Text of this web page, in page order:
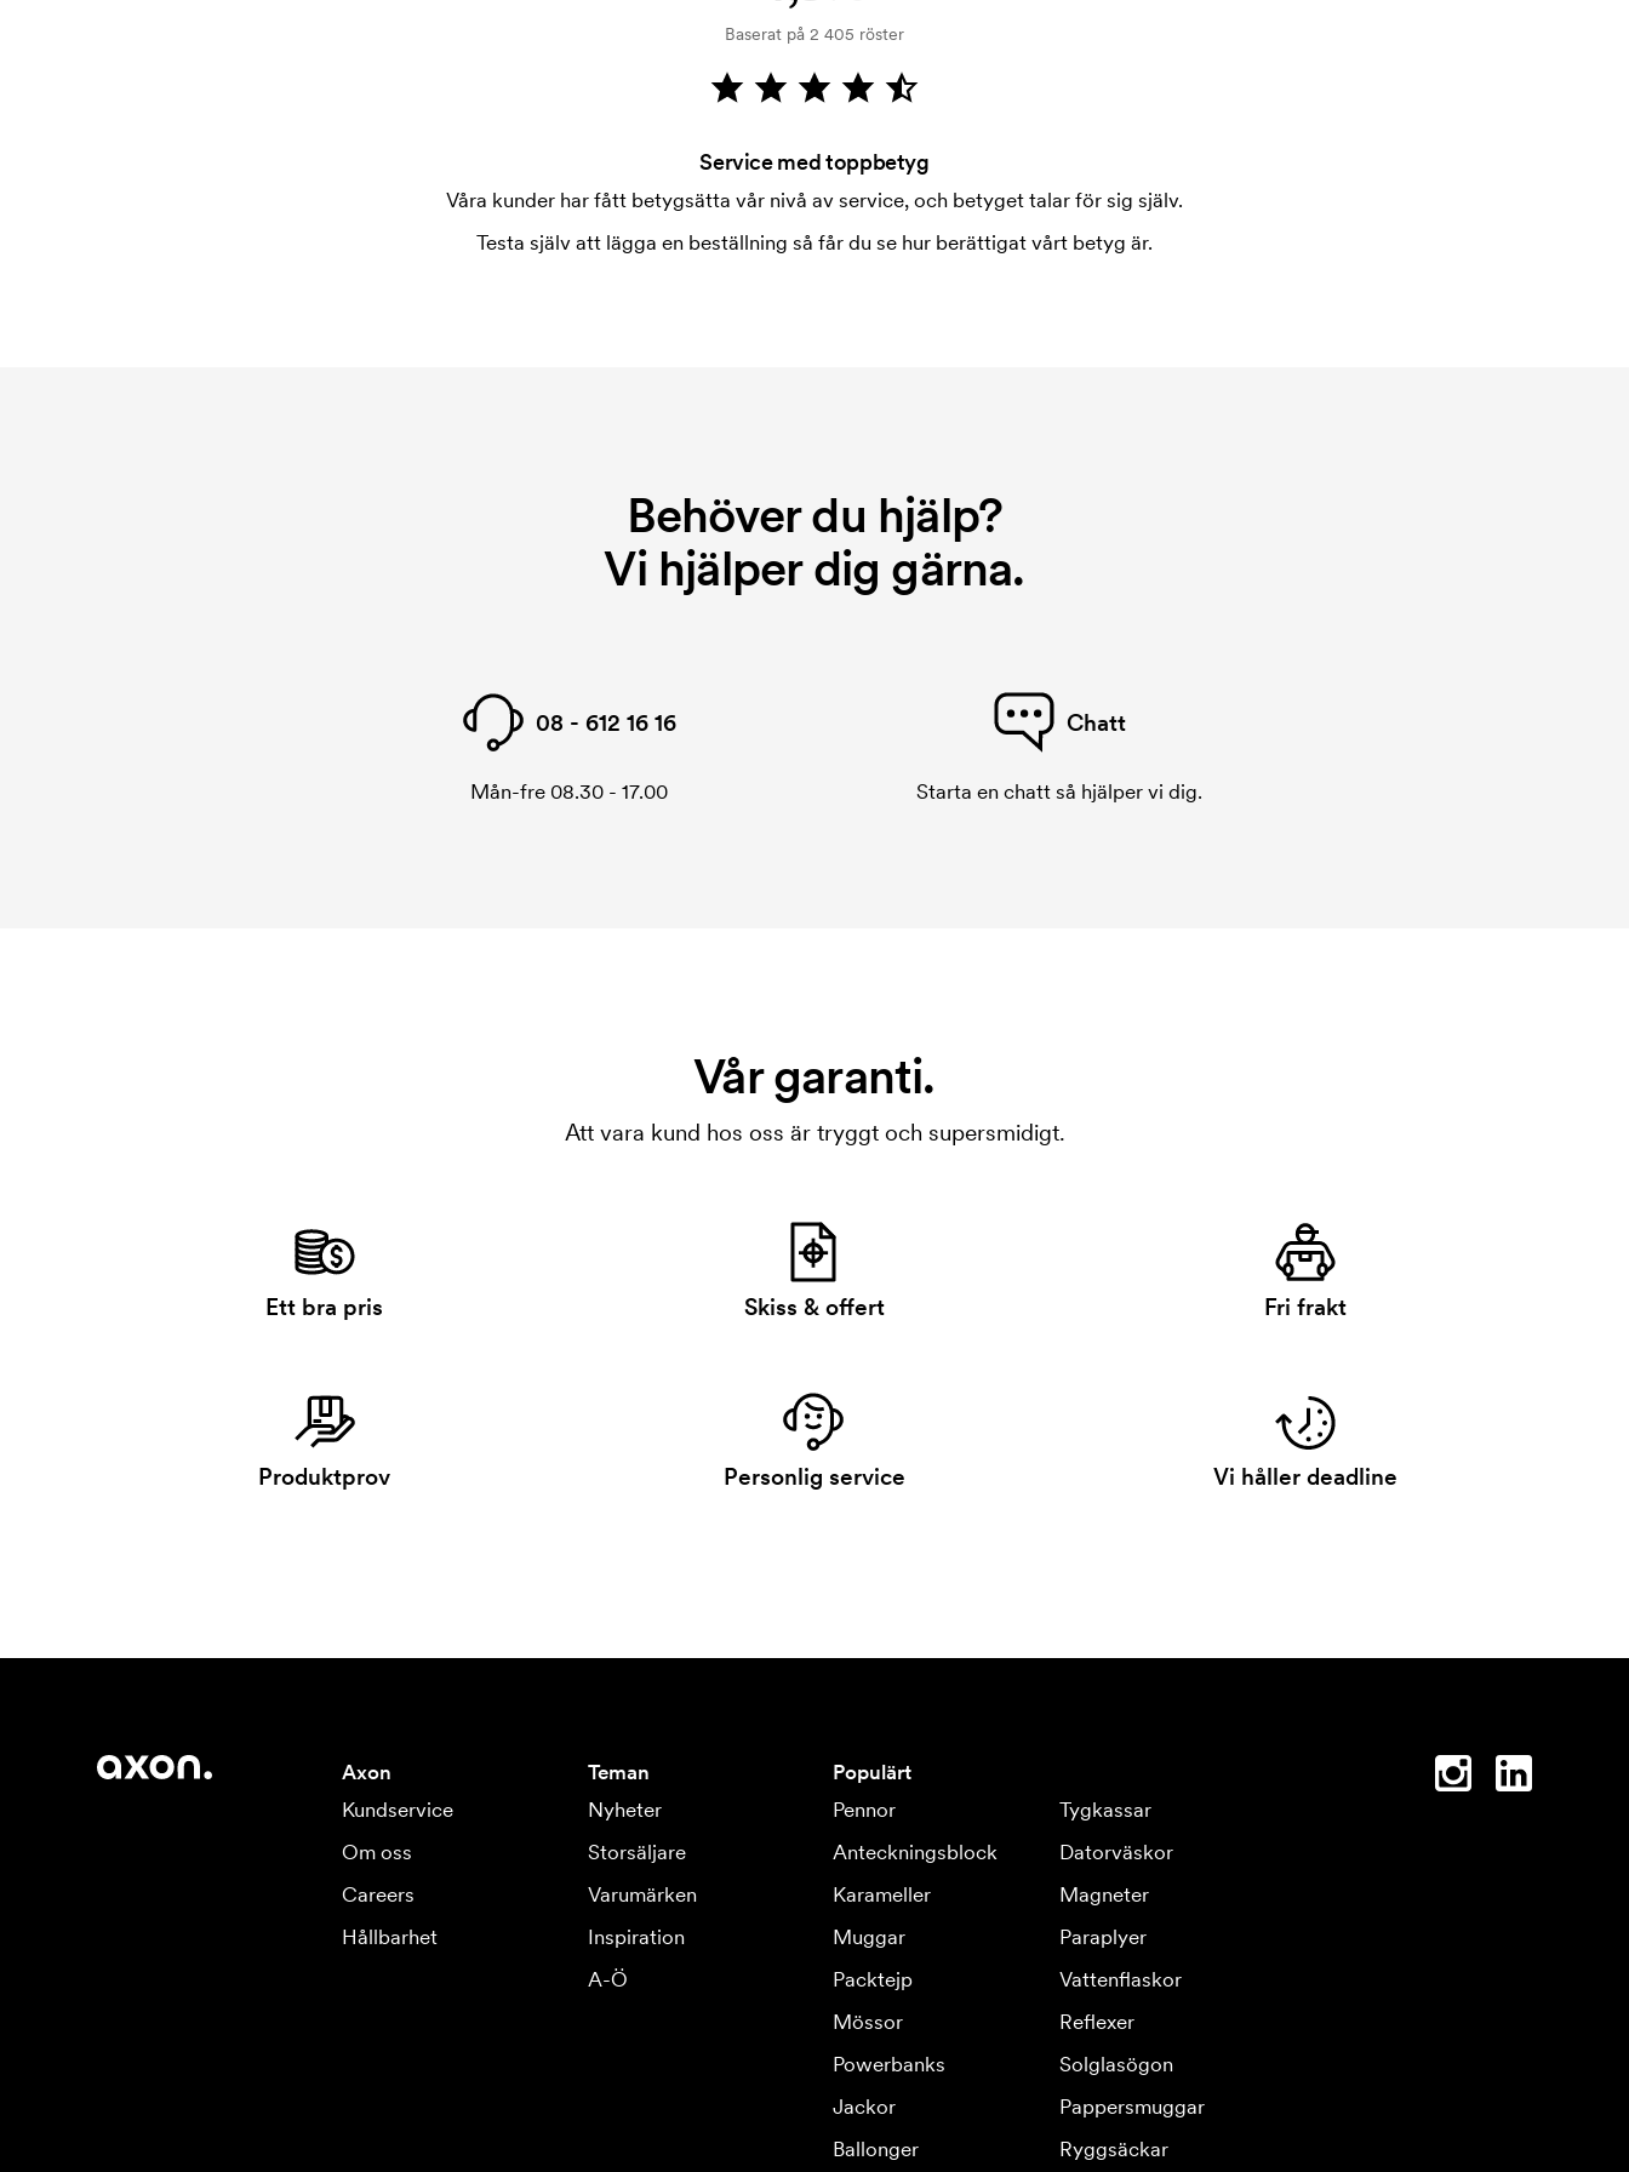
Baserat på 2 405 röster
Service med toppbetyg
Våra kunder har fått betygsätta vår nivå av service, och betyget talar för sig själv.
Testa själv att lägga en beställning så får du se hur berättigat vårt betyg är.
Behöver du hjälp?
Vi hjälper dig gärna.
08 - 612 16 16
Mån-fre 08.30 - 17.00
Chatt
Starta en chatt så hjälper vi dig.
Vår garanti.
Att vara kund hos oss är tryggt och supersmidigt.
Ett bra pris Skiss & offert Fri frakt
Produktprov Personlig service Vi håller deadline
Axon
Kundservice
Om oss
Careers
Hållbarhet
Teman
Nyheter
Storsäljare
Varumärken
Inspiration
A-Ö
Populärt
Pennor
Tygkassar
Anteckningsblock
Datorväskor
Karameller
Magneter
Muggar
Paraplyer
Packtejp
Vattenflaskor
Mössor
Reflexer
Powerbanks
Solglasögon
Jackor
Pappersmuggar
Ballonger
Ryggsäckar